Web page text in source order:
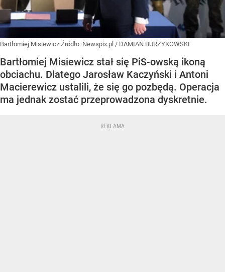
Bartłomiej Misiewicz Źródło: Newspix.pl / DAMIAN BURZYKOWSKI
Bartłomiej Misiewicz stał się PiS-owską ikoną
obciachu. Dlatego Jarosław Kaczyński i Antoni
Macierewicz ustalili, że się go pozbędą. Operacja
ma jednak zostać przeprowadzona dyskretnie.